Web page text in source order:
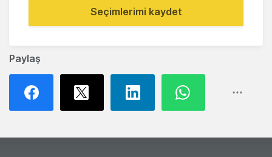
Paylaş
Seçimlerimi kaydet